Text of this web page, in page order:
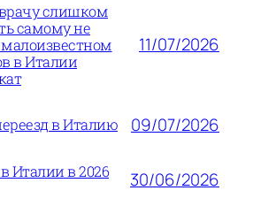
слишком
самому не
в Италии
11/07/2026
в Италию 09/07/2026
Италии в 2026
30/06/2026